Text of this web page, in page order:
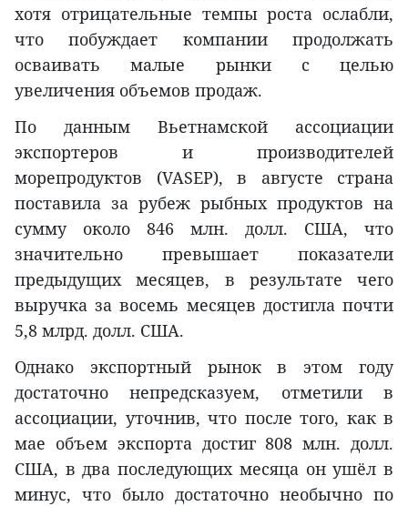
хотя отрицательные темпы роста ослабли,
что побуждает компании продолжать
осваивать малые рынки с целью
увеличения объемов продаж.
По данным Вьетнамской ассоциации
экспортеров и производителей
морепродуктов (VASEP), в августе страна
поставила за рубеж рыбных продуктов на
сумму около 846 млн. долл. США, что
значительно превышает показатели
предыдущих месяцев, в результате чего
выручка за восемь месяцев достигла почти
5,8 млрд. долл. США.
Однако экспортный рынок в этом году
достаточно непредсказуем, отметили в
ассоциации, уточнив, что после того, как в
мае объем экспорта достиг 808 млн. долл.
США, в два последующих месяца он ушёл в
минус, что было достаточно необычно по